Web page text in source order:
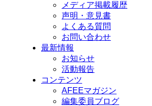
メディア掲載履歴
声明・意見書
よくある質問
お問い合わせ
最新情報
お知らせ
活動報告
コンテンツ
AFEEマガジン
編集委員ブログ